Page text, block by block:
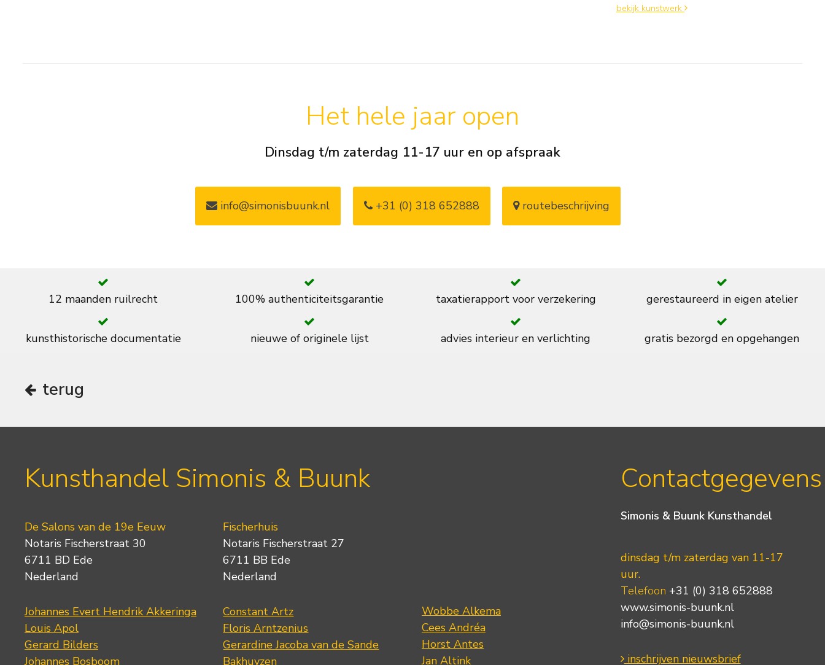
bekijk kunstwerk
Het hele jaar open
Dinsdag t/m zaterdag 11-17 uur en op afspraak
info@simonisbuunk.nl +31 (0) 318 652888 routebeschrijving
12 maanden ruilrecht 100% authenticiteitsgarantie taxatierapport voor verzekering gerestaureerd in eigen atelier
kunsthistorische documentatie nieuwe of originele lijst advies interieur en verlichting gratis bezorgd en opgehangen
terug
Kunsthandel Simonis & Buunk
De Salons van de 19e Eeuw
Notaris Fischerstraat 30
6711 BD Ede
Nederland
Johannes Evert Hendrik Akkeringa
Louis Apol
Gerard Bilders
Johannes Bosboom
Fischerhuis
Notaris Fischerstraat 27
6711 BB Ede
Nederland
Constant Artz
Floris Arntzenius
Gerardine Jacoba van de Sande
Bakhuyzen
Wobbe Alkema
Cees Andréa
Horst Antes
Jan Altink
Contactgegevens
Simonis & Buunk Kunsthandel
dinsdag t/m zaterdag van 11-17
uur.
Telefoon +31 (0) 318 652888
www.simonis-buunk.nl
info@simonis-buunk.nl
inschrijven nieuwsbrief